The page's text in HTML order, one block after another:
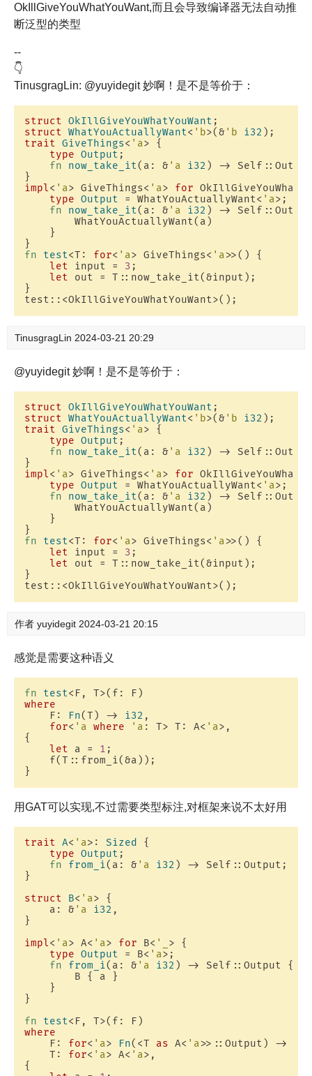
OkIllGiveYouWhatYouWant,而且会导致编译器无法自动推
断泛型的类型
--
👇
TinusgragLin: @yuyidegit 妙啊！是不是等价于：
struct OkIllGiveYouWhatYouWant
struct WhatYouActuallyWant< 'b>(&'b i32
trait GiveThings< 'a> {
type Output ;
fn
now_take_it(a: &'a i32 ) ->
impl< 'a> GiveThings< 'a> for
type Output = WhatYouActuallyWant< 'a>;
fn
now_take_it(a: &'a i32 ) ->
        WhatYouActuallyWant(a)
    }
fn
test<T: for< 'a> GiveThings< 'a>>() {
let input = 3 ;
let out = T::now_take_it(&input);
}
TinusgragLin 2024-03-21 20:29
@yuyidegit 妙啊！是不是等价于：
struct OkIllGiveYouWhatYouWant
struct WhatYouActuallyWant< 'b>(&'b i32
trait GiveThings< 'a> {
type Output ;
fn
now_take_it(a: &'a i32 ) ->
impl< 'a> GiveThings< 'a> for
type Output = WhatYouActuallyWant< 'a>;
fn
now_take_it(a: &'a i32 ) ->
        WhatYouActuallyWant(a)
    }
fn
test<T: for< 'a> GiveThings< 'a>>() {
let input = 3 ;
let out = T::now_take_it(&input);
}
作者 yuyidegit 2024-03-21 20:15
感觉是需要这种语义
fn test
where
    F:
Fn(T) -> i32 ,
for< 'a where 'a : T> T: A< 'a>,
{
let a = 1 ;
    f(T::from_i(&a));
用GAT可以实现,不过需要类型标注,对框架来说不太好用
trait A< 'a>: Sized
{
type Output ;
fn
from_i(a: &'a i32 ) -> Self::Output;
}
struct
B< 'a> {
    a: &
'a i32 ,
}
impl< 'a> A< 'a> for B< '_ > {
type Output = B< 'a>;
fn
from_i(a: &'a i32 ) -> Self::Output {
        B { a }
    }
}
fn
test
where
    F:
for< 'a> Fn(<T as A< 'a>>::Output) ->
    T:
for< 'a> A< 'a>,
{